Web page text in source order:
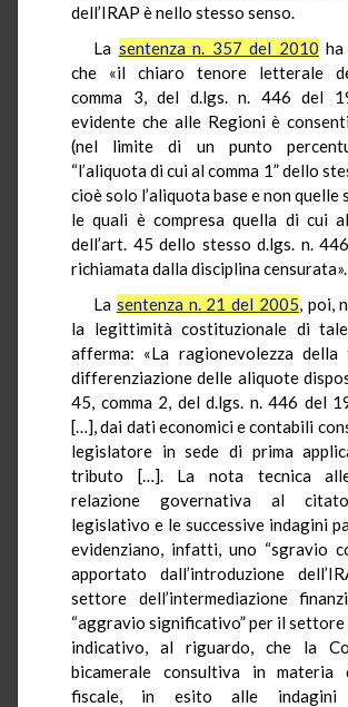
dell’IRAP è nello stesso senso.
La sentenza n. 357 del 2010
che «il chiaro tenore letterale
comma 3, del d.lgs. n. 446 del
evidente che alle Regioni è
(nel limite di un punto
“l’aliquota di cui al comma 1” dello
cioè solo l’aliquota base e non quelle
le quali è compresa quella di cui
dell’art. 45 dello stesso d.lgs. n.
richiamata dalla disciplina censurata».
La sentenza n. 21 del 2005, poi,
la legittimità costituzionale di
afferma: «La ragionevolezza della
differenziazione delle aliquote
45, comma 2, del d.lgs. n. 446 del
[…], dai dati economici e contabili
legislatore in sede di prima
tributo […]. La nota tecnica
relazione governativa al
legislativo e le successive indagini
evidenziano, infatti, uno “sgravio
apportato dall’introduzione
settore dell’intermediazione
“aggravio significativo” per il
indicativo, al riguardo, che la
bicamerale consultiva in materia
fiscale, in esito alle indagini